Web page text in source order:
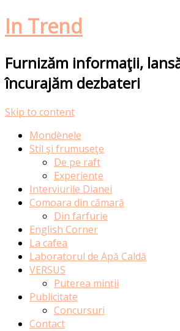
In Trend
Furnizăm informaţii,
încurajăm dezbateri
Skip to content
Mondènele
Stil şi frumuseţe
De pe raft
Experiențe
Interviurile Dianei
Comoara din cămară
Din farfurie
English Corner
La cafea
Laboratorul de Apă Caldă
VERSUS
Puterea minții
Publicitate
Concursuri
Contact